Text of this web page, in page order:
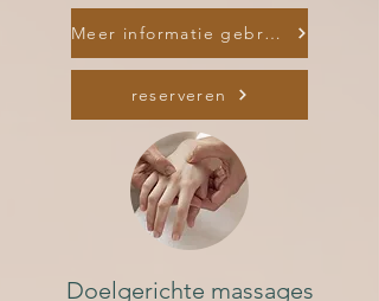
Meer informatie gebruiksaanwijzing
reserveren
Doelgerichte massages